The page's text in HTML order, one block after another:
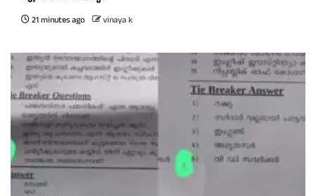
21 minutes ago vinaya k